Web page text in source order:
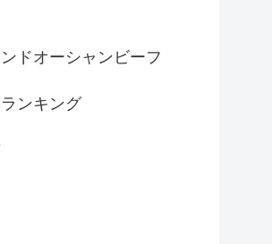
ドオーシャンビーフ
ンキング